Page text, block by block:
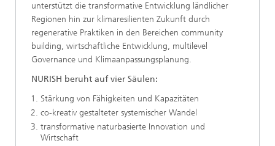
unterstützt die transformative Entwicklung ländlicher
Regionen hin zur klimaresilienten Zukunft durch
regenerative Praktiken in den Bereichen community
building, wirtschaftliche Entwicklung, multilevel
Governance und Klimaanpassungsplanung.
NURISH beruht auf vier Säulen:
Stärkung von Fähigkeiten und Kapazitäten
co-kreativ gestalteter systemischer Wandel
transformative naturbasierte Innovation und
Wirtschaft